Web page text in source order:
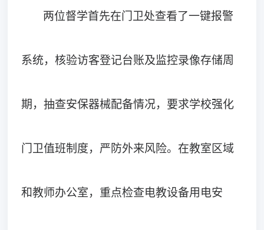
两位督学首先在门卫处查看了一键报警
系统，核验访客登记台账及监控录像存储周
期，抽查安保器械配备情况，要求学校强化
门卫值班制度，严防外来风险。在教室区域
和教师办公室，重点检查电教设备用电安